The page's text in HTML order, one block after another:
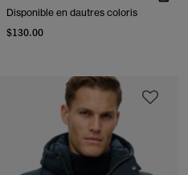
Disponible en dautres coloris
$130.00